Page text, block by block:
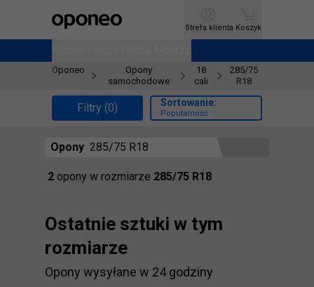
Ctrl M
Strefa klienta
Strefa klienta Koszyk
Koszyk
Oponeo
Opony
samochodowe
18
cali
285/75
R18
Filtry (0) Sortowanie:
Popularność
Opony 285/75 R18
Znaleźliśmy
2 opony w rozmiarze 285/75 R18
Ostatnie sztuki w tym
rozmiarze
Opony wysyłane w 24 godziny